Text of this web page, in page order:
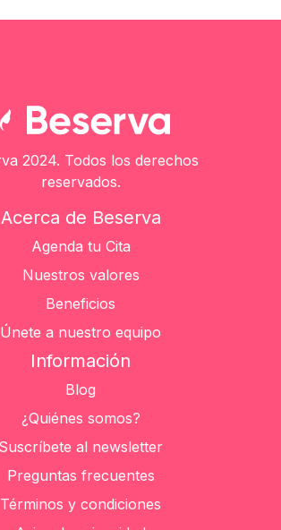
2024. Todos los derechos
reservados.
Acerca de Beserva
Agenda tu Cita
Nuestros valores
Beneficios
Únete a nuestro equipo
Información
Blog
¿Quiénes somos?
Suscríbete al newsletter
Preguntas frecuentes
Términos y condiciones